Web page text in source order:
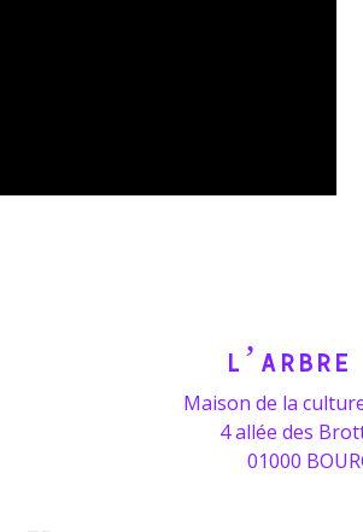
Maison de la
4 allée des
01000